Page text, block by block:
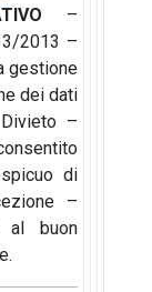
–
2013 –
gestione
dei dati
–
di
–
al buon